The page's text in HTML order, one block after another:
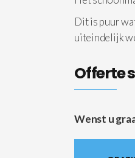
Dit is puur
uiteindelijk
Offerte
Wenst u